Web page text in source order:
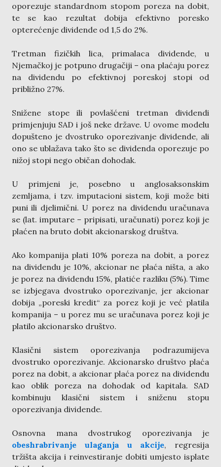
oporezuje standardnom stopom poreza na dobit,
te se kao rezultat dobija efektivno poresko
opterećenje dividende od 1,5 do 2%.
Tretman fizičkih lica, primalaca dividende, u
Njemačkoj je potpuno drugačiji – ona plaćaju porez
na dividendu po efektivnoj poreskoj stopi od
približno 27%.
Snižene stope ili povlašćeni tretman dividendi
primjenjuju SAD i još neke države. U ovome modelu
dopušteno je dvostruko oporezivanje dividende, ali
ono se ublažava tako što se dividenda oporezuje po
nižoj stopi nego običan dohodak.
U primjeni je, posebno u anglosaksonskim
zemljama, i tzv. imputacioni sistem, koji može biti
puni ili djelimični. U porez na dividendu uračunava
se (lat. imputare – pripisati, uračunati) porez koji je
plaćen na bruto dobit akcionarskog društva.
Ako kompanija plati 10% poreza na dobit, a porez
na dividendu je 10%, akcionar ne plaća ništa, a ako
je porez na dividendu 15%, platiće razliku (5%). Time
se izbjegava dvostruko oporezivanje, jer akcionar
dobija „poreski kredit“ za porez koji je već platila
kompanija – u porez mu se uračunava porez koji je
platilo akcionarsko društvo.
Klasični sistem oporezivanja podrazumijeva
dvostruko oporezivanje. Akcionarsko društvo plaća
porez na dobit, a akcionar plaća porez na dividendu
kao oblik poreza na dohodak od kapitala. SAD
kombinuju klasični sistem i sniženu stopu
oporezivanja dividende.
Osnovna mana dvostrukog oporezivanja je
obeshrabrivanje ulaganja u akcije, regresija
tržišta akcija i reinvestiranje dobiti umjesto isplate